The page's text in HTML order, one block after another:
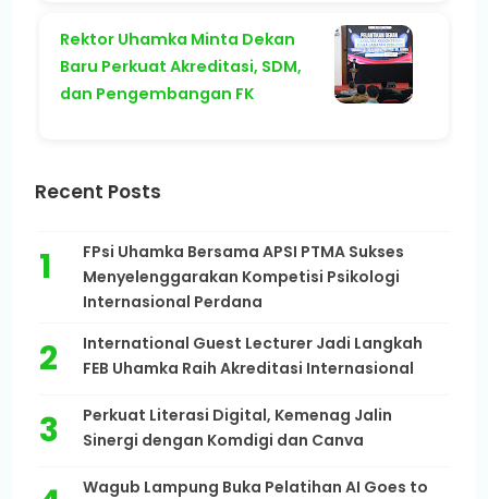
Rektor Uhamka Minta Dekan
Baru Perkuat Akreditasi, SDM,
dan Pengembangan FK
Recent Posts
FPsi Uhamka Bersama APSI PTMA Sukses
Menyelenggarakan Kompetisi Psikologi
Internasional Perdana
International Guest Lecturer Jadi Langkah
FEB Uhamka Raih Akreditasi Internasional
Perkuat Literasi Digital, Kemenag Jalin
Sinergi dengan Komdigi dan Canva
Wagub Lampung Buka Pelatihan AI Goes to